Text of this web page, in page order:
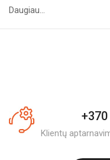
Daugiau...
Klientų